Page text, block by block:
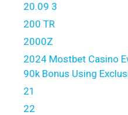
20.09 3
200 TR
2000Z
2024 Mostbet Casino
90k Bonus Using
21
22